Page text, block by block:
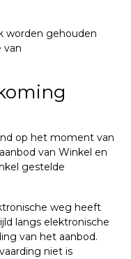
worden gehouden
van
op het moment van
van Winkel en
gestelde
weg heeft
langs elektronische
van het aanbod.
niet is